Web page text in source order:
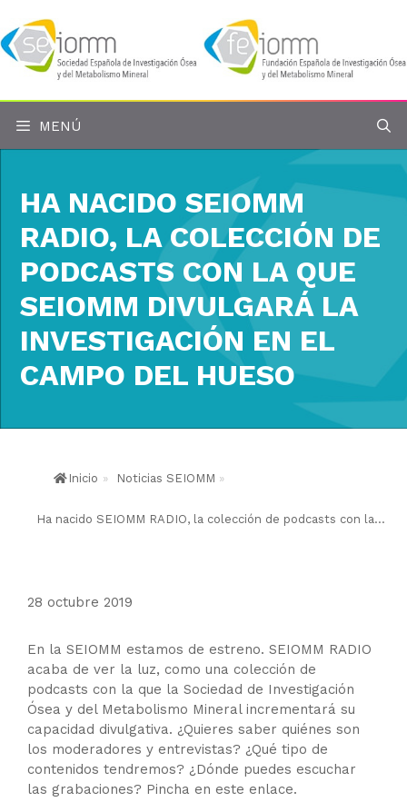
al
contenido
MENÚ
HA NACIDO SEIOMM
RADIO, LA COLECCIÓN DE
PODCASTS CON LA QUE
SEIOMM DIVULGARÁ LA
INVESTIGACIÓN EN EL
CAMPO DEL HUESO
Inicio » Noticias SEIOMM »
Ha nacido SEIOMM RADIO, la colección de podcasts con la...
28 octubre 2019
En la SEIOMM estamos de estreno. SEIOMM RADIO
acaba de ver la luz, como una colección de
podcasts con la que la Sociedad de Investigación
Ósea y del Metabolismo Mineral incrementará su
capacidad divulgativa. ¿Quieres saber quiénes son
los moderadores y entrevistas? ¿Qué tipo de
contenidos tendremos? ¿Dónde puedes escuchar
las grabaciones? Pincha en este enlace.